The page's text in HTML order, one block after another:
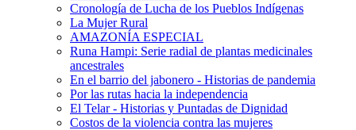
Cronología de Lucha de los Pueblos Indígenas
La Mujer Rural
AMAZONÍA ESPECIAL
Runa Hampi: Serie radial de plantas medicinales
ancestrales
En el barrio del jabonero - Historias de pandemia
Por las rutas hacia la independencia
El Telar - Historias y Puntadas de Dignidad
Costos de la violencia contra las mujeres